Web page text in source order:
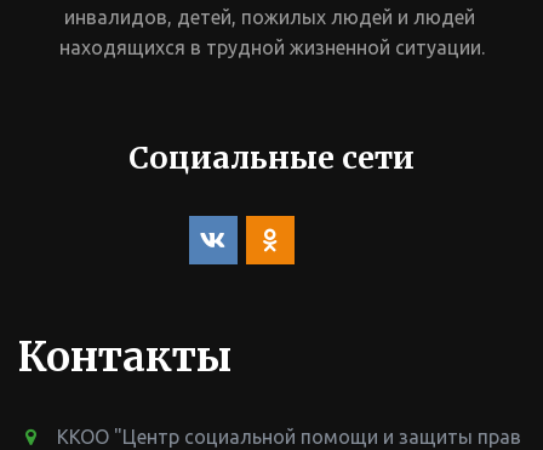
инвалидов, детей, пожилых людей и людей
находящихся в трудной жизненной ситуации.
Социальные сети
Контакты
ККОО "Центр социальной помощи и защиты прав